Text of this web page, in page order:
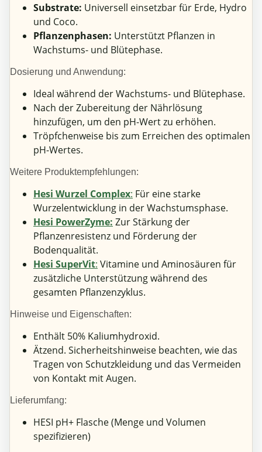
Substrate: Universell einsetzbar für Erde, Hydro
und Coco.
Pflanzenphasen: Unterstützt Pflanzen in
Wachstums- und Blütephase.
Dosierung und Anwendung:
Ideal während der Wachstums- und Blütephase.
Nach der Zubereitung der Nährlösung
hinzufügen, um den pH-Wert zu erhöhen.
Tröpfchenweise bis zum Erreichen des optimalen
pH-Wertes.
Weitere Produktempfehlungen:
Hesi Wurzel Complex: Für eine starke
Wurzelentwicklung in der Wachstumsphase.
Hesi PowerZyme: Zur Stärkung der
Pflanzenresistenz und Förderung der
Bodenqualität.
Hesi SuperVit: Vitamine und Aminosäuren für
zusätzliche Unterstützung während des
gesamten Pflanzenzyklus.
Hinweise und Eigenschaften:
Enthält 50% Kaliumhydroxid.
Ätzend. Sicherheitshinweise beachten, wie das
Tragen von Schutzkleidung und das Vermeiden
von Kontakt mit Augen.
Lieferumfang:
HESI pH+ Flasche (Menge und Volumen
spezifizieren)